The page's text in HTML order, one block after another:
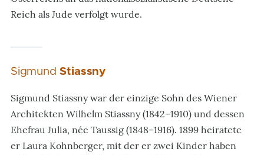
Reich als Jude verfolgt wurde.
SigmundStiassny
Sigmund Stiassny war der einzige Sohn des Wiener
Architekten Wilhelm Stiassny (1842–1910) und dessen
Ehefrau Julia, née Taussig (1848–1916). 1899 heiratete
er Laura Kohnberger, mit der er zwei Kinder haben